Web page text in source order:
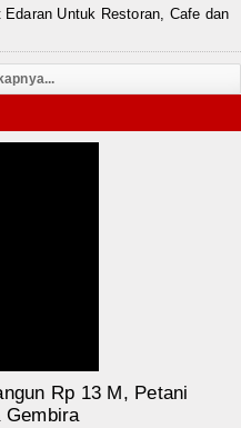
Untuk Restoran, Cafe dan
Rp 13 M, Petani
Gembira